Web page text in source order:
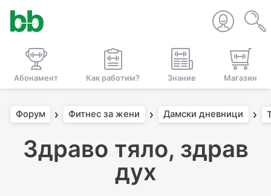
Абонамент Как работим? Знание Магазин
Форум Фитнес за жени Дамски дневници
Здраво тяло, здрав
дух